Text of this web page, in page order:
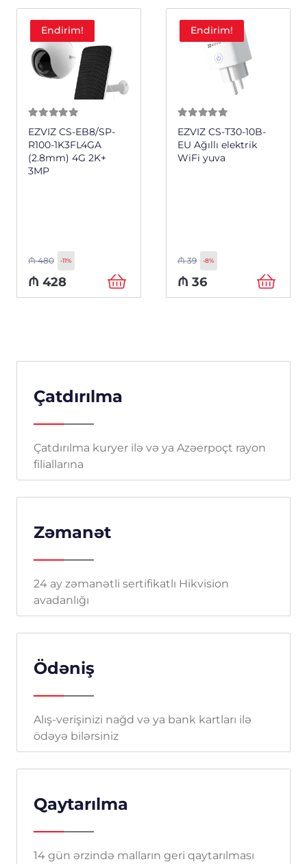
Endirim!
EZVIZ CS-EB8/SP-
R100-1K3FL4GA
(2.8mm) 4G 2K+
3MP
₼480 -11%
₼ 428
Endirim!
EZVIZ CS-T30-10B-
EU Ağıllı elektrik
WiFi yuva
₼39 -8%
₼ 36
Çatdırılma
Çatdırılma kuryer ilə və ya Azəerpoçt rayon
filiallarına
Zəmanət
24 ay zəmanətli sertifikatlı Hikvision
avadanlığı
Ödəniş
Alış-verişinizi nağd və ya bank kartları ilə
ödəyə bilərsiniz
Qaytarılma
14 gün ərzində malların geri qaytarılması